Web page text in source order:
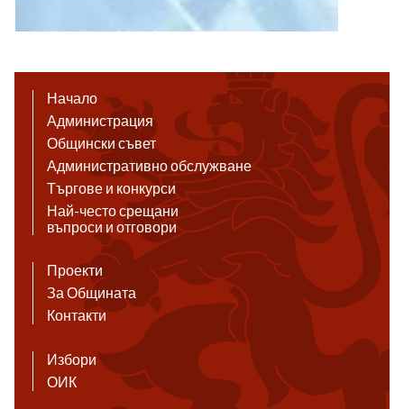
Начало
Администрация
Общински съвет
Административно обслужване
Търгове и конкурси
Най-често срещани
въпроси и отговори
Проекти
За Общината
Контакти
Избори
ОИК